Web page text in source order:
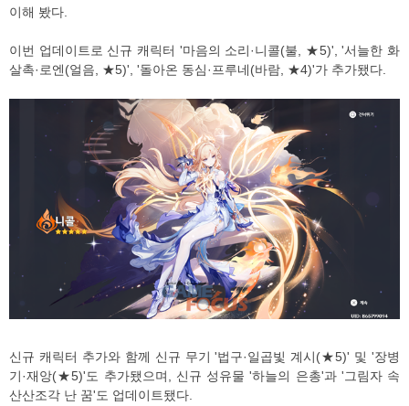
이해 봤다.
이번 업데이트로 신규 캐릭터 '마음의 소리·니콜(불, ★5)', '서늘한 화
살촉·로엔(얼음, ★5)', '돌아온 동심·프루네(바람, ★4)'가 추가됐다.
신규 캐릭터 추가와 함께 신규 무기 '법구·일곱빛 계시(★5)' 및 '장병
기·재앙(★5)'도 추가됐으며, 신규 성유물 '하늘의 은총'과 '그림자 속
산산조각 난 꿈'도 업데이트됐다.